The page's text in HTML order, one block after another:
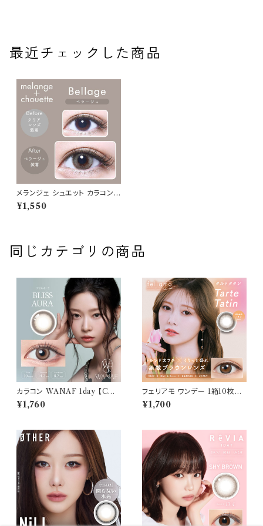
最近チェックした商品
メランジェ シュエット カラコン
ワンデー 【ベラージュ 】 1箱10
枚 14.5mm 度なし chouette 1
¥1,550
同じカテゴリの商品
カラコン WANAF 1day 【COL
OR：ブリスオーラ】1箱 10枚入
ワナフ ワンデー キムミンジュ K
レンズ
¥1,760
フェリアモ ワンデー 1箱10枚入
り【COLOR：タルトタタン】 白石
麻衣（まいやん） イメージモデ
ンタクトレンズ
¥1,700